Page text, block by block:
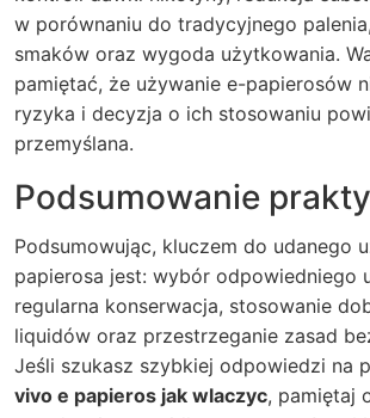
w porównaniu do tradycyjnego
smaków oraz wygoda użytkowania.
pamiętać, że używanie e-papierosów
ryzyka i decyzja o ich stosowaniu
przemyślana.
Podsumowanie
Podsumowując, kluczem do udanego
papierosa jest: wybór odpowiedniego
regularna konserwacja, stosowanie
liquidów oraz przestrzeganie zasad
Jeśli szukasz szybkiej odpowiedzi na
vivo e papieros jak wlaczyc, pamiętaj